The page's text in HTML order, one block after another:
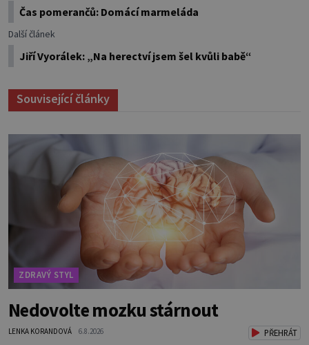
Čas pomerančů: Domácí marmeláda
Další článek
Jiří Vyorálek: „Na herectví jsem šel kvůli babě“
Související články
ZDRAVÝ STYL
Nedovolte mozku stárnout
LENKA KORANDOVÁ 6.8.2026 PŘEHRÁT